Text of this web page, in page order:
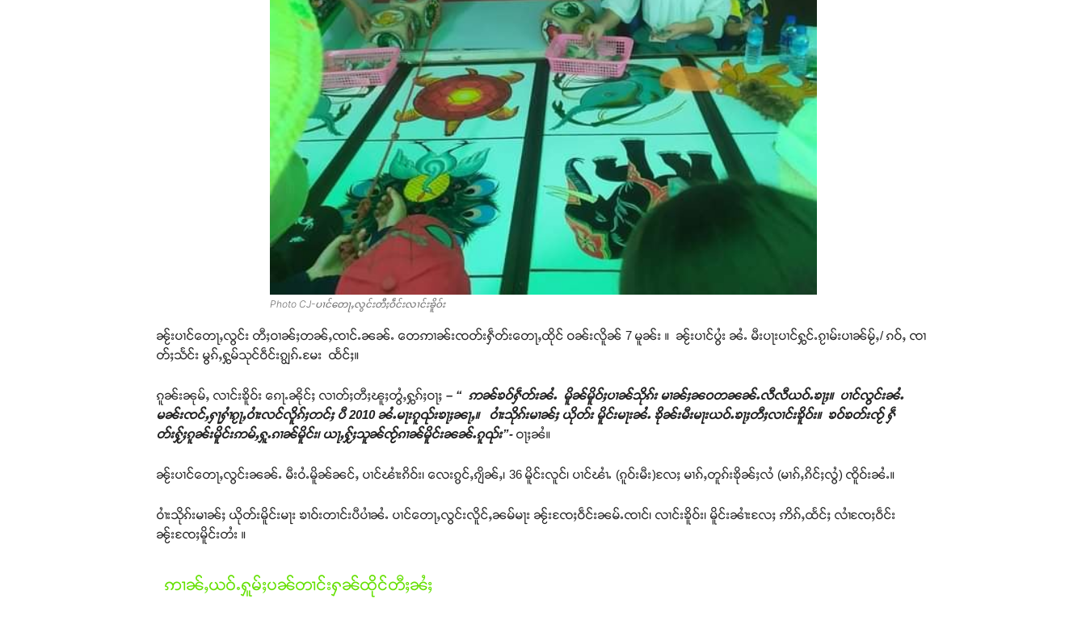
Photo CJ-ပၢင်တေႃႇလွင်းတီႈဝဵင်းလၢင်းၶိူဝ်း
ၼႂ်းပၢင်တေႃႇလွင်း တီႈဝၢၼ်ႈတၼ်ႇၸၢင်ႉၼၼ်ႉ တေဢၢၼ်းၸတ်းႁဵတ်းတေႃႇထိုင် ဝၼ်းလိူၼ် 7 မူၼ်း ။ ၼႂ်းပၢင်ပွႆး ၼႆႉ မီးပႃးပၢင်ႁွင်ႉၵႂၢမ်းပၢၼ်မႂ်ႇ/ ၵဝ်ႇ ၸၢ
တ်ႈသႅင်း မွၵ်ႇႁွမ်သုင်ဝဵင်းၵျွၵ်ႉမႄး ထႅင်ႈ။
ၵူၼ်းၼုမ်ႇ လၢင်းၶိူဝ်း ၵေႃႉၼိုင်ႈ လၢတ်ႈတီႈၽူႈတွႆႇႁွၵ်ႈဝႃႈ – “ ဢၼ်ၶဝ်ႁဵတ်းၼႆႉ မိူၼ်မိူဝ်ႈပၢၼ်သိုၵ်း မၢၼ်ႈၼဝတၼၼ်ႉလီလီယဝ်ႉၶႃႈ။ ပၢင်လွင်းၼႆႉ
မၼ်းၸင်ႇႁႃႁၢႆၵႂႃႇဝၢႆးလင်လိူၵ်ႈတင်ႈ ပီ 2010 ၼႆႉမႃးၵူၺ်းၶႃႈၼႃႇ။ ဝၢႆးသိုၵ်းမၢၼ်ႈ ယိုတ်း မိူင်းမႃးၼႆႉ ၶိုၼ်းမီးမႃးယဝ်ႉၶႃႈတီႈလၢင်းၶိူဝ်း။ ၶဝ်ၶတ်းၸႂ် ႁဵ
တ်းႁႂ်ႈၵူၼ်းမိူင်းဢမ်ႇႁူႉၵၢၼ်မိူင်း၊ ယႃႇႁႂ်ႈသူၼ်ၸႂ်ၵၢၼ်မိူင်းၼၼ်ႉၵူၺ်း”- ဝႃႈၼႆ။
ၼႂ်းပၢင်တေႃႇလွင်းၼၼ်ႉ မီးဝႆႉမိူၼ်ၼင်ႇ ပၢင်ၽၢႆးၵိဝ်း၊ လေးၵွင်ႇၵျိၼ်ႇ၊ 36 မိူင်းလူင်၊ ပၢင်ၽၢႆႉ (ၵူဝ်းမီး)လႄႈ မၢၵ်ႇတူၵ်းၶိုၼ်ႈလႆ (မၢၵ်ႇၵိင်ႈလွႆ) ၸိူဝ်းၼႆႉ။
ဝၢႆးသိုၵ်းမၢၼ်ႈ ယိုတ်းမိူင်းမႃး ၶၢဝ်းတၢင်းပီပၢႆၼႆႉ ပၢင်တေႃႇလွင်းလိူင်ႇၼမ်မႃး ၼႂ်းၸႄႈဝဵင်းၼမ်ႉၸၢင်၊ လၢင်းၶိူဝ်း၊ မိူင်းၼၢႆးလႄႈ ဢိၵ်ႇထႅင်ႈ လၢႆၸႄႈဝဵင်း
ၼႂ်းၸႄႈမိူင်းတႆး ။
ဢၢၼ်ႇယဝ်ႉႁူမ်ႈပၼ်တၢင်းႁၼ်ထိုင်တီႈၼႆႈ